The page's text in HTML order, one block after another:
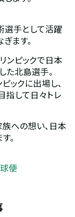
選手として活躍
ます。
ンピックで日本
た北島選手。
ックに出場し、
指して日々トレ
への想い、日本
。
便